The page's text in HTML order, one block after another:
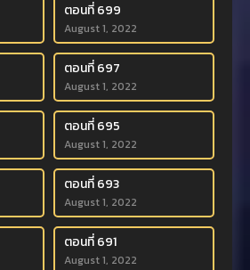
ตอนที่ 699
August 1, 2022
ตอนที่ 697
August 1, 2022
ตอนที่ 695
August 1, 2022
ตอนที่ 693
August 1, 2022
ตอนที่ 691
August 1, 2022